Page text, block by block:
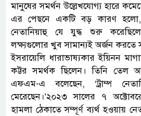
মানুষের সমর্থন উল্লেখযোগ্য হারে
এর পেছনে একটি বড় কারণ হলো,
নেতানিয়াহু যে যুদ্ধ শুরু
লক্ষ্যগুলোর খুব সামান্যই অর্জন করতে
ইসরায়েলি ধারাভাষ্যকার ইয়িনন
কট্টর সমর্থক ছিলেন। তিনি তেল
এফএম-এ বলেছেন, ‘ট্রাম্প
মেরেছেন।’২০২৩ সালের ৭
হামলা ঠেকাতে সম্পূর্ণ ব্যর্থ হওয়ায়